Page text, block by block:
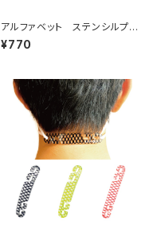
アルファベット ステンシルプレ
ート Y
¥770